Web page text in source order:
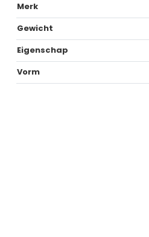
Merk
Gewicht
Eigenschap
Vorm